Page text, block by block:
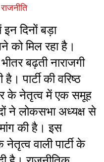
राजनीति
दिनों बड़ा
मिल रहा है।
बढ़ती नाराजगी
पार्टी की वरिष्ठ
के नेतृत्व में एक समूह
ने लोकसभा अध्यक्ष से
की है। इस
वाली पार्टी के